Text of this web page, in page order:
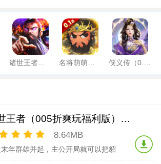
诸世王者（005折爽玩福利版）免费版 名将萌萌消（0.1折群雄争霸）精简版 侠义传（0.05折武侠免费版）手游
诸世王者（005折爽玩福利版）免费版
8.64MB
年群雄并起，主公开局就可以把貂